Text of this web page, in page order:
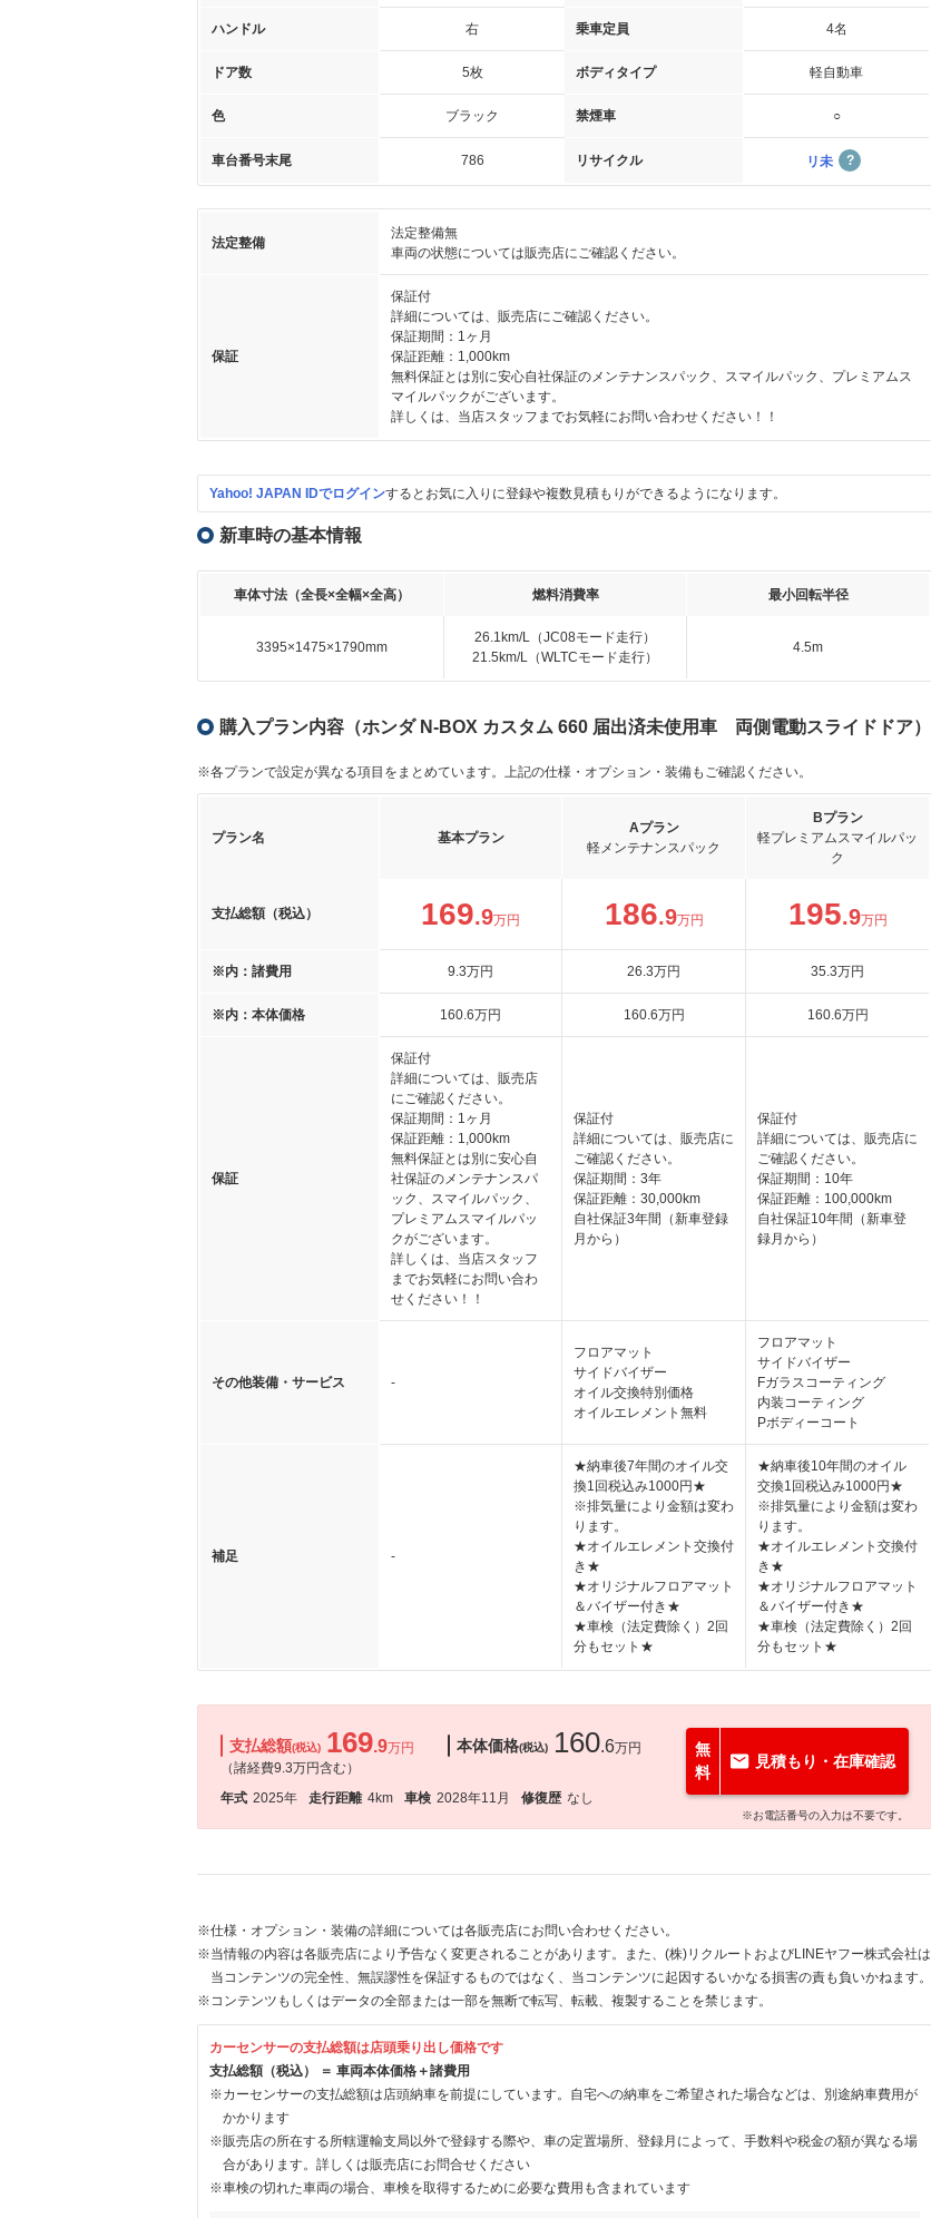
ハンドル 右 乗車定員 4名
ドア数 5枚 ボディタイプ 軽自動車
色 ブラック 禁煙車 ○
車台番号末尾 786 リサイクル リ未
法定整備
法定整備無
車両の状態については販売店にご確認ください。
保証
保証付
詳細については、販売店にご確認ください。
保証期間：1ヶ月
保証距離：1,000km
無料保証とは別に安心自社保証のメンテナンスパック、スマイルパック、プレミアムス
マイルパックがございます。
詳しくは、当店スタッフまでお気軽にお問い合わせください！！
Yahoo! JAPAN IDでログインするとお気に入りに登録や複数見積もりができるようになります。
新車時の基本情報
車体寸法（全長×全幅×全高） 燃料消費率 最小回転半径
3395×1475×1790mm
26.1km/L（JC08モード走行）
21.5km/L（WLTCモード走行）
4.5m
購入プラン内容（ホンダ N-BOX カスタム 660 届出済未使用車 両側電動スライドドア）
※各プランで設定が異なる項目をまとめています。上記の仕様・オプション・装備もご確認ください。
プラン名 基本プラン
Aプラン
軽メンテナンスパック
Bプラン
軽プレミアムスマイルパッ
ク
支払総額（税込） 169.9万円 186.9万円 195.9万円
※内：諸費用 9.3万円 26.3万円 35.3万円
※内：本体価格 160.6万円 160.6万円 160.6万円
保証
保証付
詳細については、販売店
にご確認ください。
保証期間：1ヶ月
保証距離：1,000km
無料保証とは別に安心自
社保証のメンテナンスパ
ック、スマイルパック、
プレミアムスマイルパッ
クがございます。
詳しくは、当店スタッフ
までお気軽にお問い合わ
せください！！
保証付
詳細については、販売店に
ご確認ください。
保証期間：3年
保証距離：30,000km
自社保証3年間（新車登録
月から）
保証付
詳細については、販売店に
ご確認ください。
保証期間：10年
保証距離：100,000km
自社保証10年間（新車登
録月から）
その他装備・サービス -
フロアマット
サイドバイザー
オイル交換特別価格
オイルエレメント無料
フロアマット
サイドバイザー
Fガラスコーティング
内装コーティング
Pボディーコート
補足 -
★納車後7年間のオイル交
換1回税込み1000円★
※排気量により金額は変わ
ります。
★オイルエレメント交換付
き★
★オリジナルフロアマット
＆バイザー付き★
★車検（法定費除く）2回
分もセット★
★納車後10年間のオイル
交換1回税込み1000円★
※排気量により金額は変わ
ります。
★オイルエレメント交換付
き★
★オリジナルフロアマット
＆バイザー付き★
★車検（法定費除く）2回
分もセット★
支払総額(税込) 169.9万円
（諸経費9.3万円含む）
本体価格(税込) 160.6万円
年式 2025年 走行距離 4km 車検 2028年11月 修復歴 なし
無
料
見積もり・在庫確認
※お電話番号の入力は不要です。
※仕様・オプション・装備の詳細については各販売店にお問い合わせください。
※当情報の内容は各販売店により予告なく変更されることがあります。また、(株)リクルートおよびLINEヤフー株式会社は
当コンテンツの完全性、無誤謬性を保証するものではなく、当コンテンツに起因するいかなる損害の責も負いかねます。
※コンテンツもしくはデータの全部または一部を無断で転写、転載、複製することを禁じます。
カーセンサーの支払総額は店頭乗り出し価格です
支払総額（税込） ＝ 車両本体価格＋諸費用
※カーセンサーの支払総額は店頭納車を前提にしています。自宅への納車をご希望された場合などは、別途納車費用が
かかります
※販売店の所在する所轄運輸支局以外で登録する際や、車の定置場所、登録月によって、手数料や税金の額が異なる場
合があります。詳しくは販売店にお問合せください
※車検の切れた車両の場合、車検を取得するために必要な費用も含まれています